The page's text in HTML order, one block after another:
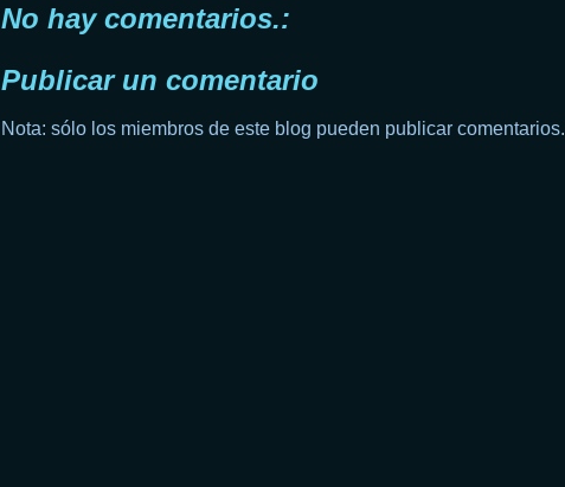
No hay comentarios.:
Publicar un comentario
Nota: sólo los miembros de este blog pueden publicar comentarios.